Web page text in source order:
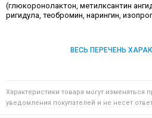
(глюкоронолактон, метилксантин
ригидула, теобромин, нарингин,
ВЕСЬ ПЕРЕЧЕНЬ
Характеристики товара могут изменяться
уведомления покупателей и не несет